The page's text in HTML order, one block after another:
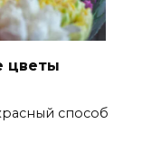
цветы
способ